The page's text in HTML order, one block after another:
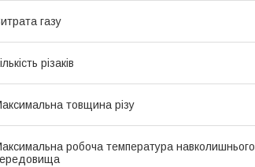
газу
різаків
товщина різу
робоча температура навколишнього